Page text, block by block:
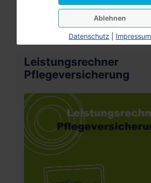
Passwort vergessen?
Benutzername vergessen?
Leistungsrechner
Pflegeversicherung
Ablehnen
Datenschutz Impressum